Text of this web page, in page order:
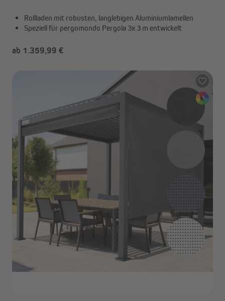
Rollladen mit robusten, langlebigen Aluminiumlamellen
Speziell für pergomondo Pergola 3x 3 m entwickelt
ab 1.359,99 €